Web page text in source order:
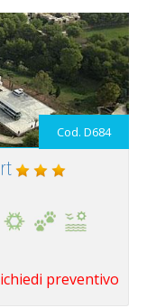
Cod. D684
preventivo